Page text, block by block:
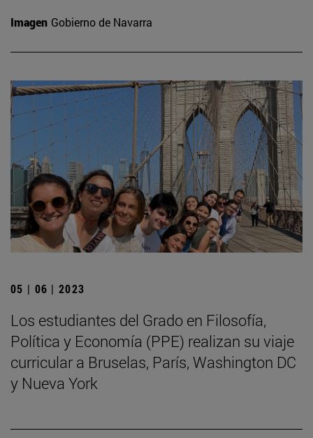
Imagen Gobierno de Navarra
05 | 06 | 2023
Los estudiantes del Grado en Filosofía,
Política y Economía (PPE) realizan su viaje
curricular a Bruselas, París, Washington DC
y Nueva York